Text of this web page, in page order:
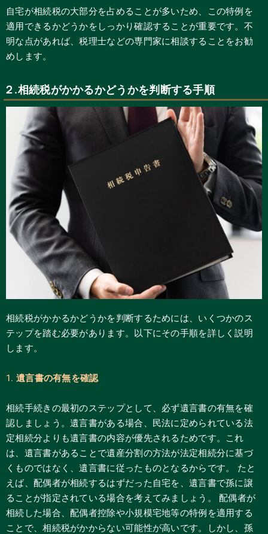
自宅が相続税の大部分を占めることが多いため、この特例を
適用できるかどうかをしっかり確認することが重要です。不
明な点があれば、税理士などの専門家に相談することをお勧
めします。
２.相続税がかかるかどうかを判断する手順
相続税がかかるかどうかを判断するためには、いくつかのス
テップを踏む必要があります。以下にその手順を詳しく説明
します。
1. 遺言書の有無を確認
相続手続きの最初のステップとして、必ず遺言書の有無を確
認しましょう。遺言書がある場合、民法に定められている法
定相続分よりも遺言書の内容が優先されるためです。これ
は、遺言書があることで遺産分割の方法が法定相続分に基づ
くものではなく、遺言書に従ったものとなるからです。 たと
えば、配偶者が相続するはずだった自宅を、遺言書で孫に譲
ることが指定されている場合を考えてみましょう。 配偶者が
相続した場合、配偶者控除や小規模宅地等の特例を適用する
ことで、相続税がかからない可能性が高いです。しかし、孫